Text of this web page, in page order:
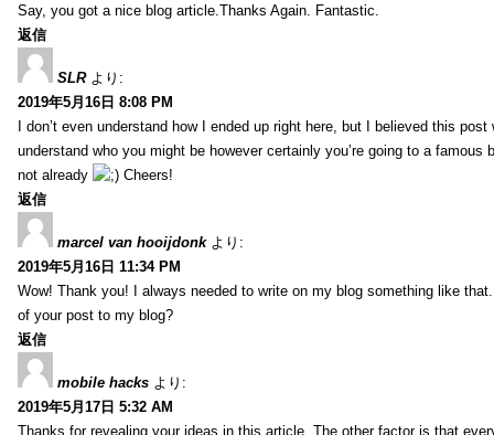
Say, you got a nice blog article.Thanks Again. Fantastic.
返信
SLR より:
2019年5月16日 8:08 PM
I don’t even understand how I ended up right here, but I believed this post
understand who you might be however certainly you’re going to a famous
not already
Cheers!
返信
marcel van hooijdonk より:
2019年5月16日 11:34 PM
Wow! Thank you! I always needed to write on my blog something like
of your post to my blog?
返信
mobile hacks より:
2019年5月17日 5:32 AM
Thanks for revealing your ideas in this article. The other factor is that